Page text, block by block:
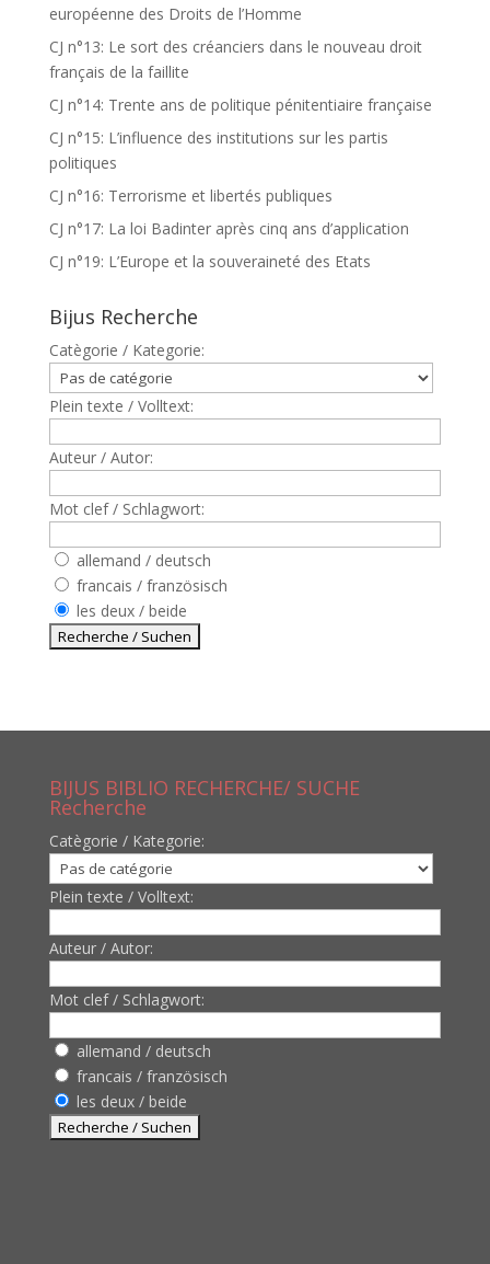
européenne des Droits de l’Homme
CJ n°13: Le sort des créanciers dans le nouveau droit
français de la faillite
CJ n°14: Trente ans de politique pénitentiaire française
CJ n°15: L’influence des institutions sur les partis
politiques
CJ n°16: Terrorisme et libertés publiques
CJ n°17: La loi Badinter après cinq ans d’application
CJ n°19: L’Europe et la souveraineté des Etats
Bijus Recherche
Catègorie / Kategorie:
Plein texte / Volltext:
Auteur / Autor:
Mot clef / Schlagwort:
allemand / deutsch
francais / französisch
les deux / beide
BIJUS BIBLIO RECHERCHE/ SUCHE
Recherche
Catègorie / Kategorie:
Plein texte / Volltext:
Auteur / Autor:
Mot clef / Schlagwort:
allemand / deutsch
francais / französisch
les deux / beide